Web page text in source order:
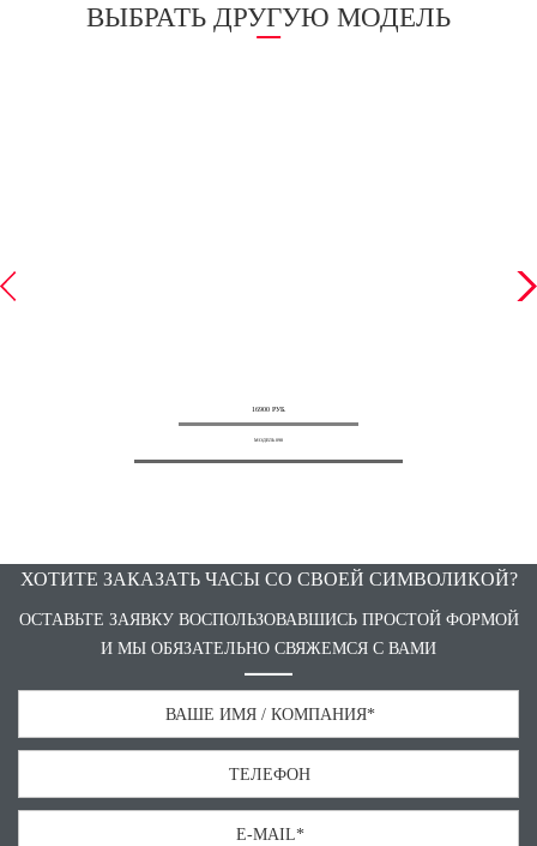
ВЫБРАТЬ ДРУГУЮ МОДЕЛЬ
16900 РУБ.
МОДЕЛЬ 098
ХОТИТЕ ЗАКАЗАТЬ ЧАСЫ СО СВОЕЙ СИМВОЛИКОЙ?
ОСТАВЬТЕ ЗАЯВКУ ВОСПОЛЬЗОВАВШИСЬ ПРОСТОЙ ФОРМОЙ
И МЫ ОБЯЗАТЕЛЬНО СВЯЖЕМСЯ С ВАМИ